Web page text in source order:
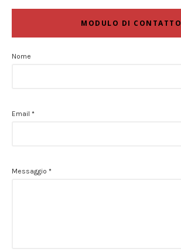
MODULO DI CONTATTO
Nome
Email *
Messaggio *